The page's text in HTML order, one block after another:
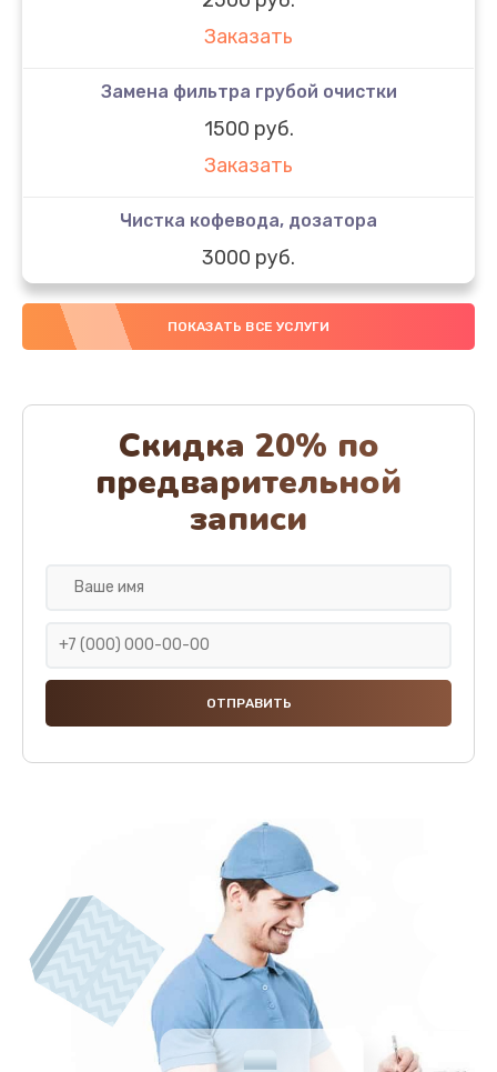
Заказать
Замена фильтра грубой очистки
1500 руб.
Заказать
Чистка кофевода, дозатора
3000 руб.
Заказать
Замена, чистка жерновов (ножей)
Чистка кофемолки
3000 руб.
2000 руб.
Заказать
Чистка заварочной группы
1500 руб.
Заказать
Ремонт суперавтоматических кофемашин
3800 руб.
ПОКАЗАТЬ ВСЕ УСЛУГИ
Скидка 20% по
предварительной
записи